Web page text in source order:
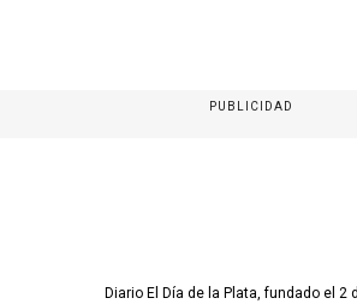
PUBLICIDAD
Diario El Día de la Plata, fundado el 2